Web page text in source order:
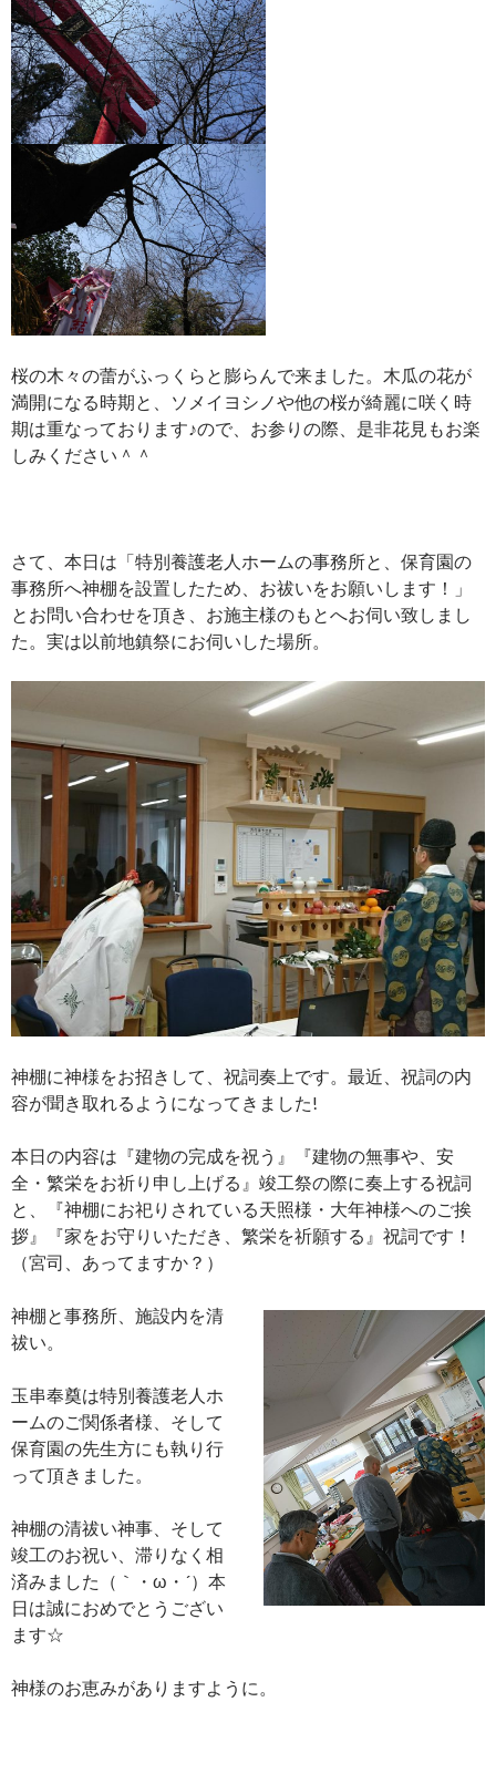
桜の木々の蕾がふっくらと膨らんで来ました。木瓜の花が
満開になる時期と、ソメイヨシノや他の桜が綺麗に咲く時
期は重なっております♪ので、お参りの際、是非花見もお楽
しみください＾＾
さて、本日は「特別養護老人ホームの事務所と、保育園の
事務所へ神棚を設置したため、お祓いをお願いします！」
とお問い合わせを頂き、お施主様のもとへお伺い致しまし
た。実は以前地鎮祭にお伺いした場所。
神棚に神様をお招きして、祝詞奏上です。最近、祝詞の内
容が聞き取れるようになってきました!
本日の内容は『建物の完成を祝う』『建物の無事や、安
全・繁栄をお祈り申し上げる』竣工祭の際に奏上する祝詞
と、『神棚にお祀りされている天照様・大年神様へのご挨
拶』『家をお守りいただき、繁栄を祈願する』祝詞です！
（宮司、あってますか？）
神棚と事務所、施設内を清
祓い。
玉串奉奠は特別養護老人ホ
ームのご関係者様、そして
保育園の先生方にも執り行
って頂きました。
神棚の清祓い神事、そして
竣工のお祝い、滞りなく相
済みました（｀・ω・´）本
日は誠におめでとうござい
ます☆
神様のお恵みがありますように。